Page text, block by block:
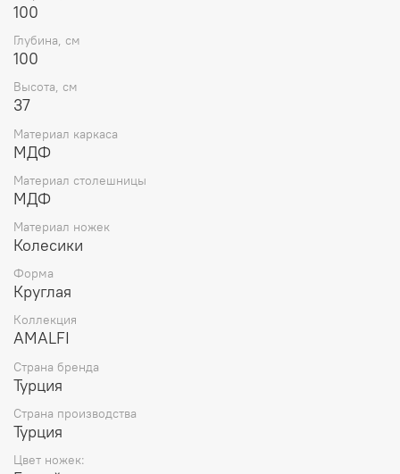
100
Глубина, см
100
Высота, см
37
Материал каркаса
МДФ
Материал столешницы
МДФ
Материал ножек
Колесики
Форма
Круглая
Коллекция
AMALFI
Страна бренда
Турция
Страна производства
Турция
Цвет ножек: